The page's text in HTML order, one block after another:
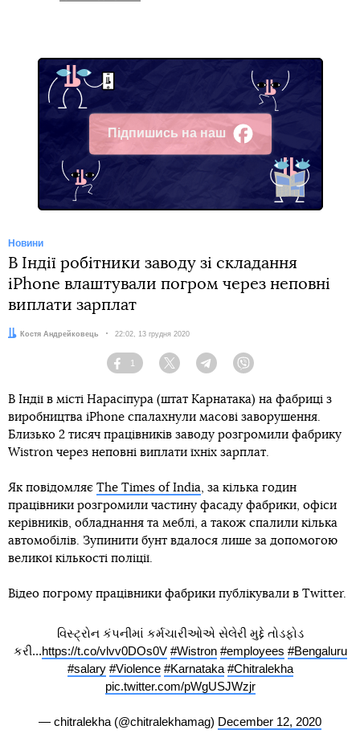
Підпишись на наш
Facebook
Новини
В Індії робітники заводу зі складання
iPhone влаштували погром через неповні
виплати зарплат
Автор:Костя Андрейковець Дата:
22:02, 13 грудня 2020
Facebook
1
Twitter TelegramViber
В Індії в місті Нарасіпура (штат Карнатака) на фабриці з
виробництва iPhone спалахнули масові заворушення.
Близько 2 тисяч працівників заводу розгромили фабрику
Wistron через неповні виплати їхніх зарплат.
Як повідомляє The Times of India , за кілька годин
працівники розгромили частину фасаду фабрики, офіси
керівників, обладнання та меблі, а також спалили кілька
автомобілів. Зупинити бунт вдалося лише за допомогою
великої кількості поліції.
Відео погрому працівники фабрики публікували в Twitter.
વિસ્ટ્રોન કંપનીમાં કર્મચારીઓએ સેલેરી મુદ્દે તોડફોડ
કરી...https://t.co/vlvv0DOs0V #Wistron #employees #Bengaluru
#salary #Violence #Karnataka #Chitralekha
pic.twitter.com/pWgUSJWzjr
— chitralekha (@chitralekhamag) December 12, 2020